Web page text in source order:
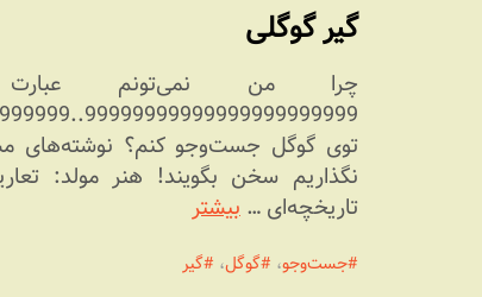
گیر گوگلی
چرا من نمی‏‌تونم
توی گوگل جست‌وجو کنم؟ نوشته‌های
نگذاریم سخن بگویند! هنر مولد:
تاریخچه‌ای …بیشتر
جست‌وجو، گوگل، گیر